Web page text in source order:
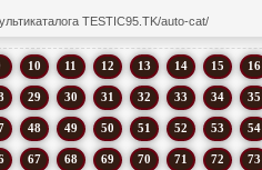
TESTIC95.TK/auto-cat/
10 11 12 13 14 15 16
29 30 31 32 33 34 35
48 49 50 51 52 53 54
67 68 69 70 71 72 73